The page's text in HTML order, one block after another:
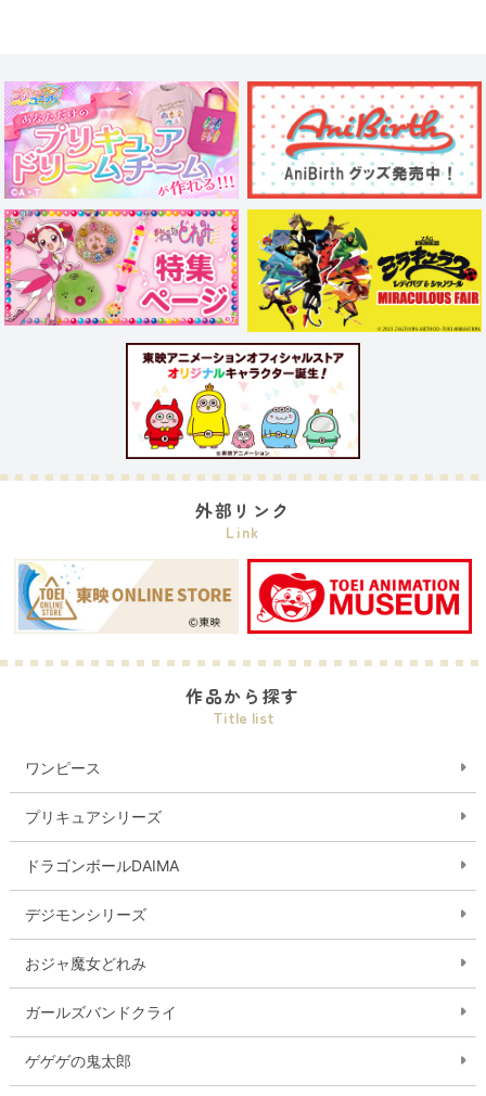
外部リンク
Link
作品から探す
Title list
ワンピース
プリキュアシリーズ
ドラゴンボールDAIMA
デジモンシリーズ
おジャ魔女どれみ
ガールズバンドクライ
ゲゲゲの鬼太郎